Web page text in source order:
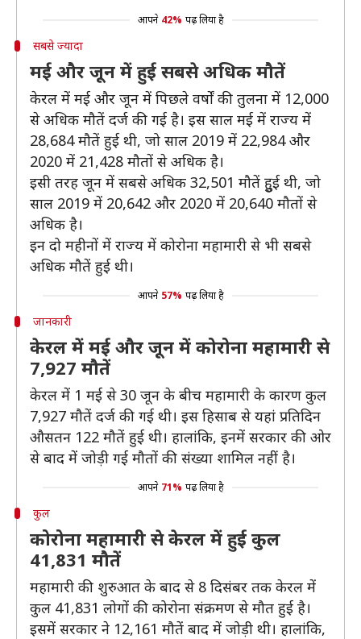
आपने 42% पढ़ लिया है
सबसे ज्यादा
मई और जून में हुई सबसे अधिक मौतें
केरल में मई और जून में पिछले वर्षों की तुलना में 12,000
से अधिक मौतें दर्ज की गई है। इस साल मई में राज्य में
28,684 मौतें हुई थी, जो साल 2019 में 22,984 और
2020 में 21,428 मौतों से अधिक है।
इसी तरह जून में सबसे अधिक 32,501 मौतें हुुई थी, जो
साल 2019 में 20,642 और 2020 में 20,640 मौतों से
अधिक है।
इन दो महीनों में राज्य में कोरोना महामारी से भी सबसे
अधिक मौतें हुई थी।
आपने 57% पढ़ लिया है
जानकारी
केरल में मई और जून में कोरोना महामारी से
7,927 मौतें
केरल में 1 मई से 30 जून के बीच महामारी के कारण कुल
7,927 मौतें दर्ज की गई थी। इस हिसाब से यहां प्रतिदिन
औसतन 122 मौतें हुई थी। हालांकि, इनमें सरकार की ओर
से बाद में जोड़ी गई मौतों की संख्या शामिल नहीं है।
आपने 71% पढ़ लिया है
कुल
कोरोना महामारी से केरल में हुई कुल
41,831 मौतें
महामारी की शुरुआत के बाद से 8 दिसंबर तक केरल में
कुल 41,831 लोगों की कोरोना संक्रमण से मौत हुई है।
इसमें सरकार ने 12,161 मौतें बाद में जोड़ी थी। हालांकि,